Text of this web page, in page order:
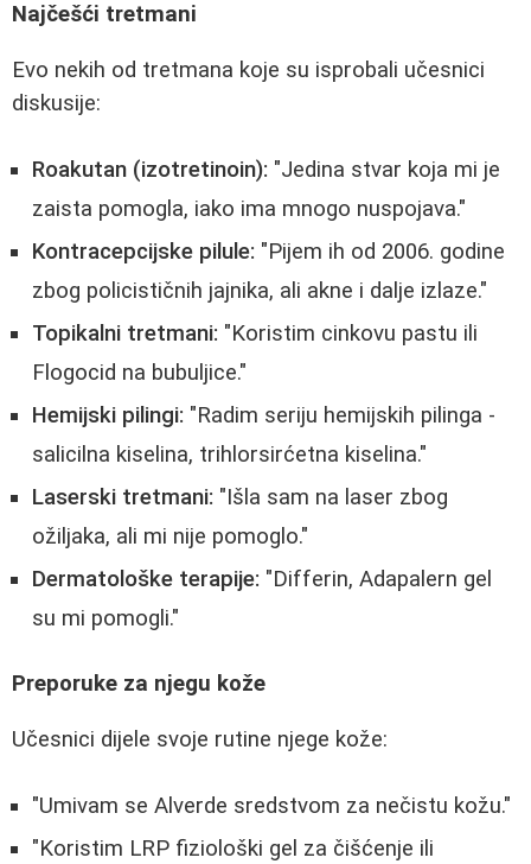
Najčešći tretmani
Evo nekih od tretmana koje su isprobali učesnici
diskusije:
Roakutan (izotretinoin): "Jedina stvar koja mi je
zaista pomogla, iako ima mnogo nuspojava."
Kontracepcijske pilule: "Pijem ih od 2006. godine
zbog policističnih jajnika, ali akne i dalje izlaze."
Topikalni tretmani: "Koristim cinkovu pastu ili
Flogocid na bubuljice."
Hemijski pilingi: "Radim seriju hemijskih pilinga -
salicilna kiselina, trihlorsirćetna kiselina."
Laserski tretmani: "Išla sam na laser zbog
ožiljaka, ali mi nije pomoglo."
Dermatološke terapije: "Differin, Adapalern gel
su mi pomogli."
Preporuke za njegu kože
Učesnici dijele svoje rutine njege kože:
"Umivam se Alverde sredstvom za nečistu kožu."
"Koristim LRP fiziološki gel za čišćenje ili